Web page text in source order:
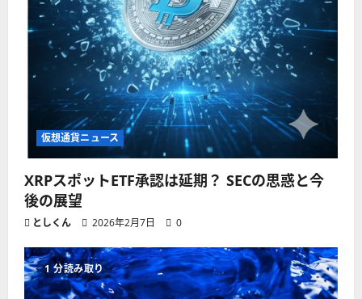
仮想通貨ニュース
XRPスポットETF承認は延期？ SECの思惑と今
後の展望
としくん 2026年2月7日 0
1 分読み取り